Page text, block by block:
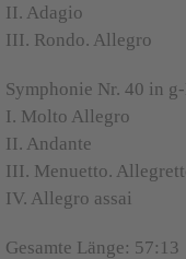
II. Adagio
III. Rondo. Allegro
Symphonie Nr. 40 in
I. Molto Allegro
II. Andante
III. Menuetto.
IV. Allegro assai
Gesamte Länge: 57:13